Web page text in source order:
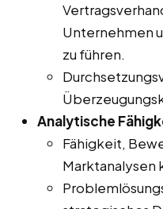
Unternehmen
zu führen.
Analytische
Fähigkeit,
Marktanalysen